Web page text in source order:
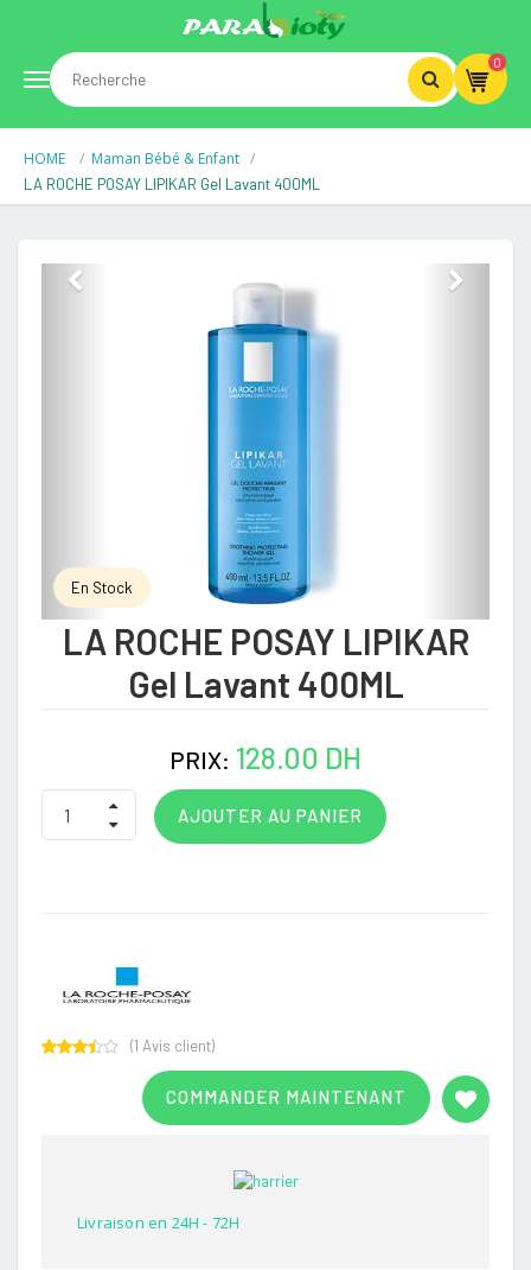
Toggle
navigation
0
HOME Maman Bébé & Enfant
LA ROCHE POSAY LIPIKAR Gel Lavant 400ML
En Stock
LA ROCHE POSAY LIPIKAR
Gel Lavant 400ML
PRIX: 128.00 DH
AJOUTER AU PANIER
COMMANDER MAINTENANT
(1 Avis client)
Livraison en 24H - 72H